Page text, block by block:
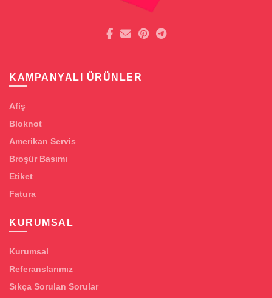
KAMPANYALI ÜRÜNLER
Afiş
Bloknot
Amerikan Servis
Broşür Basımı
Etiket
Fatura
KURUMSAL
Kurumsal
Referanslarımız
Sıkça Sorulan Sorular